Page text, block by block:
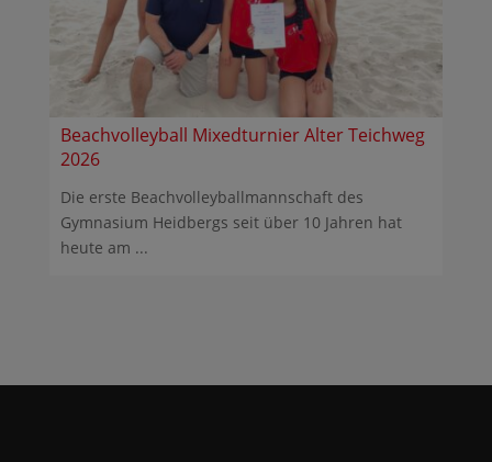
Beachvolleyball Mixedturnier Alter Teichweg
2026
Die erste Beachvolleyballmannschaft des
Gymnasium Heidbergs seit über 10 Jahren hat
heute am ...